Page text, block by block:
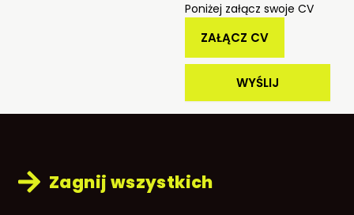
Poniżej załącz swoje CV
WYŚLIJ
Zagnij wszystkich